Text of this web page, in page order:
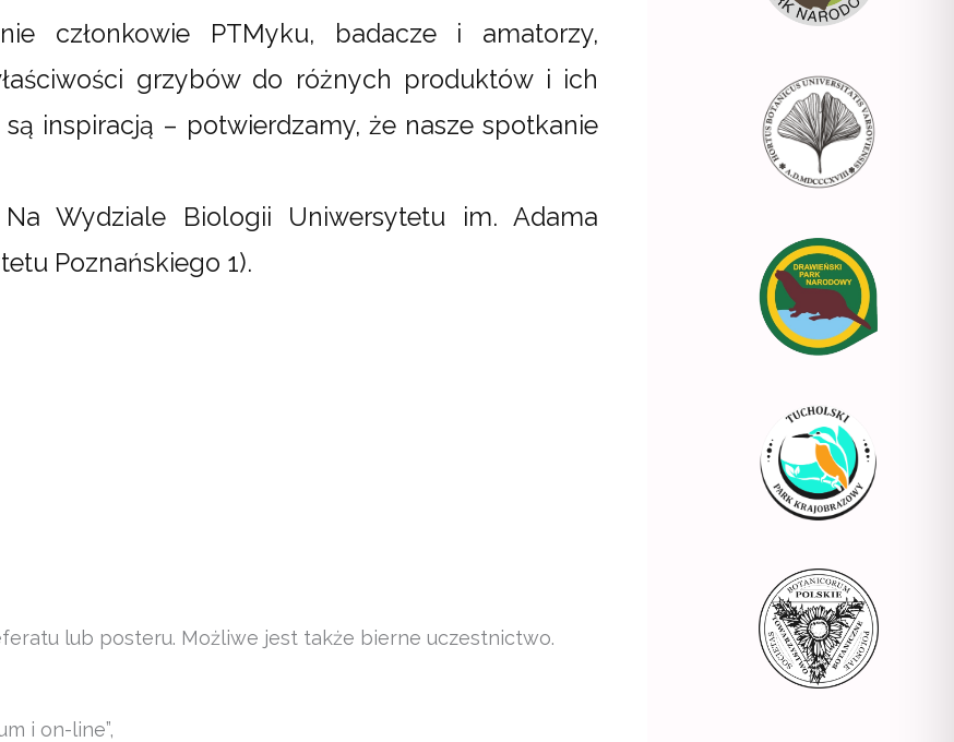
członkowie PTMyku, badacze i amatorzy,
grzybów do różnych produktów i ich
inspiracją – potwierdzamy, że nasze spotkanie
Wydziale Biologii Uniwersytetu im. Adama
Poznańskiego 1).
lub posteru. Możliwe jest także bierne uczestnictwo.
i on-line”,